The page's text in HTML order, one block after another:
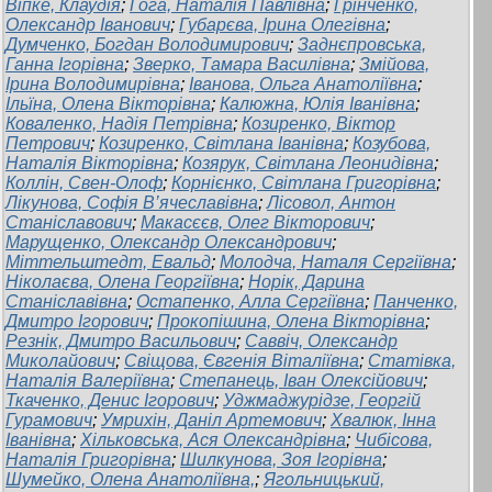
Віпке, Клаудія; Гога, Наталія Павлівна; Грінченко,
Олександр Іванович; Губарєва, Ірина Олегівна;
Думченко, Богдан Володимирович; Заднєпровська,
Ганна Ігорівна; Зверко, Тамара Василівна; Змійова,
Ірина Володимирівна; Іванова, Ольга Анатоліївна;
Ільїна, Олена Вікторівна; Калюжна, Юлія Іванівна;
Коваленко, Надія Петрівна; Козиренко, Віктор
Петрович; Козиренко, Світлана Іванівна; Козубова,
Наталія Вікторівна; Козярук, Світлана Леонидівна;
Коллін, Свен-Олоф; Корнієнко, Світлана Григорівна;
Лікунова, Софія В’ячеславівна;Лісовол, Антон
Станіславович; Макасєєв, Олег Вікторович;
Марущенко, Олександр Олександрович;
Міттельштедт, Евальд; Молодча, Наталя Сергіївна;
Ніколаєва, Олена Георгіївна; Норік, Дарина
Станіславівна; Остапенко, Алла Сергіївна; Панченко,
Дмитро Ігорович; Прокопішина, Олена Вікторівна;
Резнік, Дмитро Васильович; Саввіч, Олександр
Миколайович; Свіщова, Євгенія Віталіївна; Статівка,
Наталія Валеріївна; Степанець, Іван Олексійович;
Ткаченко, Денис Ігорович; Уджмаджурідзе, Георгій
Гурамович; Умрихін, Даніл Артемович; Хвалюк, Інна
Іванівна; Хільковська, Ася Олександрівна; Чибісова,
Наталія Григорівна; Шилкунова, Зоя Ігорівна;
Шумейко, Олена Анатоліївна,; Ягольницький,